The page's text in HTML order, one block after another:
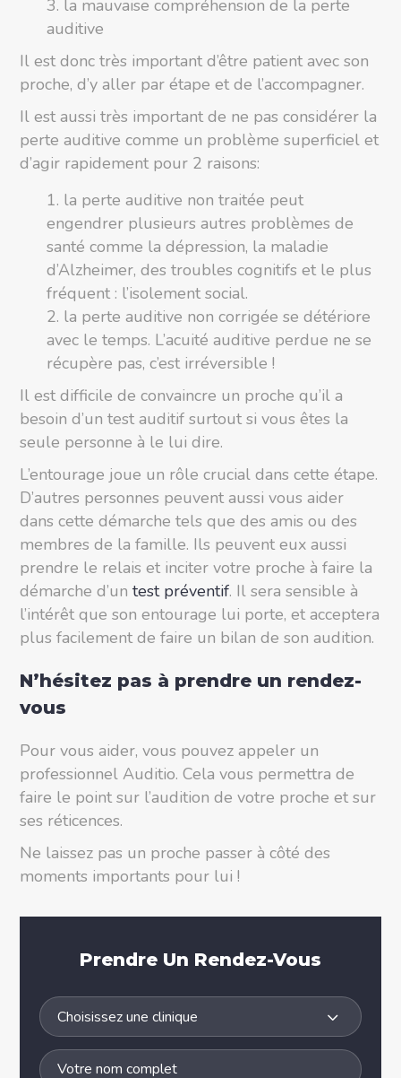
la mauvaise compréhension de la perte
auditive
Il est donc très important d’être patient avec son
proche, d’y aller par étape et de l’accompagner.
Il est aussi très important de ne pas considérer la
perte auditive comme un problème superficiel et
d’agir rapidement pour 2 raisons:
la perte auditive non traitée peut
engendrer plusieurs autres problèmes de
santé comme la dépression, la maladie
d’Alzheimer, des troubles cognitifs et le plus
fréquent : l’isolement social.
la perte auditive non corrigée se détériore
avec le temps. L’acuité auditive perdue ne se
récupère pas, c’est irréversible !
Il est difficile de convaincre un proche qu’il a
besoin d’un test auditif surtout si vous êtes la
seule personne à le lui dire.
L’entourage joue un rôle crucial dans cette étape.
D’autres personnes peuvent aussi vous aider
dans cette démarche tels que des amis ou des
membres de la famille. Ils peuvent eux aussi
prendre le relais et inciter votre proche à faire la
démarche d’untest préventif. Il sera sensible à
l’intérêt que son entourage lui porte, et acceptera
plus facilement de faire un bilan de son audition.
N’hésitez pas à prendre un rendez-
vous
Pour vous aider, vous pouvez appeler un
professionnel Auditio. Cela vous permettra de
faire le point sur l’audition de votre proche et sur
ses réticences.
Ne laissez pas un proche passer à côté des
moments importants pour lui !
Prendre Un Rendez-Vous
Choisissez une clinique